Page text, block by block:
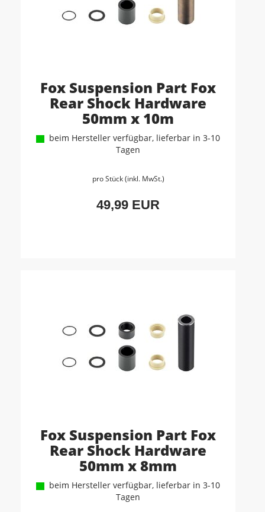
Fox Suspension Part Fox
Rear Shock Hardware
50mm x 10m
beim Hersteller verfügbar, lieferbar in 3-10
Tagen
pro Stück (inkl. MwSt.)
49,99 EUR
Fox Suspension Part Fox
Rear Shock Hardware
50mm x 8mm
beim Hersteller verfügbar, lieferbar in 3-10
Tagen